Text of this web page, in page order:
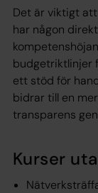
Det är viktigt
har någon
budgetriktlinjer
ett stöd för
bidrar till en
transparens
Kurser